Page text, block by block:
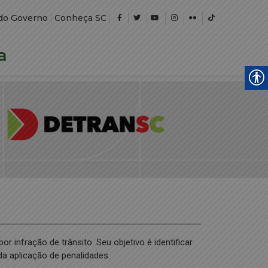
Governo Conheça SC
infração de trânsito. Seu objetivo é identificar
aplicação de penalidades.